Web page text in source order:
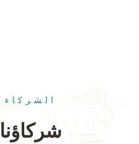
الشركاء
شركاؤنا